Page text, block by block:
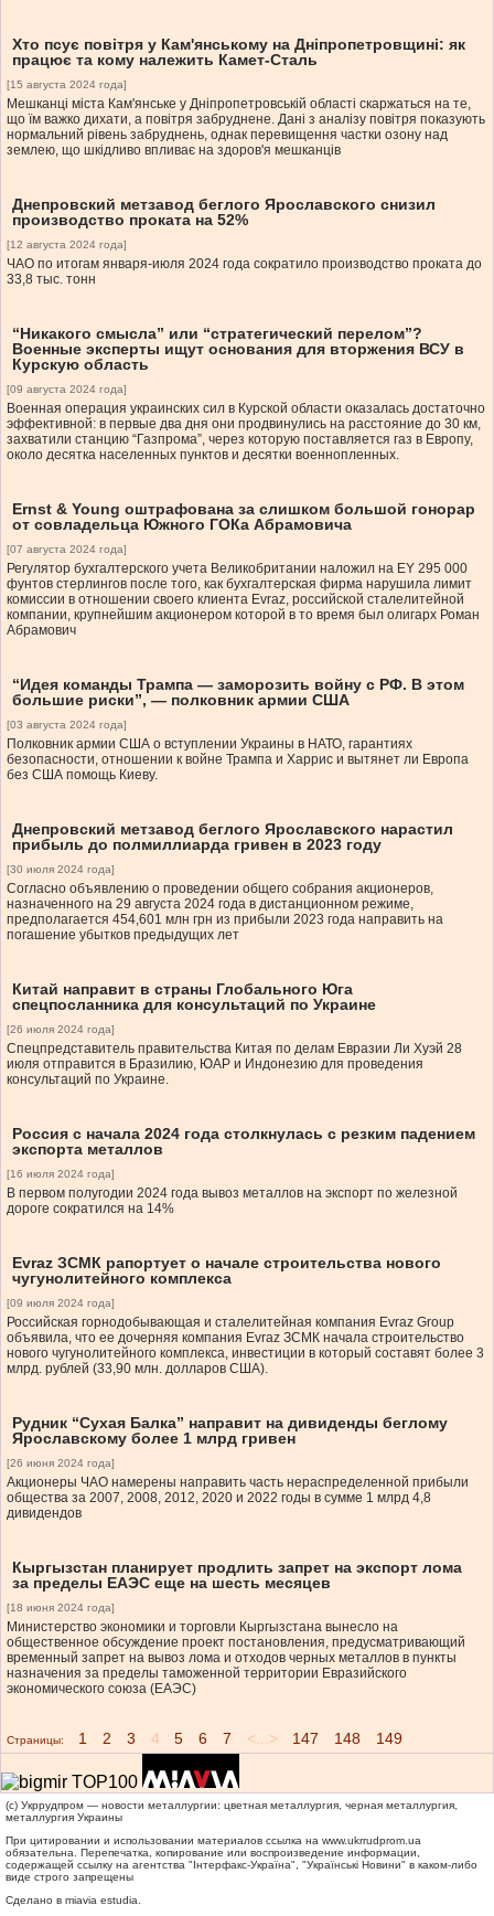
Хто псує повітря у Кам'янському на Дніпропетровщині: як
працює та кому належить Камет-Сталь
[15 августа 2024 года]
Мешканці міста Кам'янське у Дніпропетровській області скаржаться на те,
що їм важко дихати, а повітря забруднене. Дані з аналізу повітря показують
нормальний рівень забруднень, однак перевищення частки озону над
землею, що шкідливо впливає на здоров'я мешканців
Днепровский метзавод беглого Ярославского снизил
производство проката на 52%
[12 августа 2024 года]
ЧАО по итогам января-июля 2024 года сократило производство проката до
33,8 тыс. тонн
“Никакого смысла” или “стратегический перелом”?
Военные эксперты ищут основания для вторжения ВСУ в
Курскую область
[09 августа 2024 года]
Военная операция украинских сил в Курской области оказалась достаточно
эффективной: в первые два дня они продвинулись на расстояние до 30 км,
захватили станцию “Газпрома”, через которую поставляется газ в Европу,
около десятка населенных пунктов и десятки военнопленных.
Ernst & Young оштрафована за слишком большой гонорар
от совладельца Южного ГОКа Абрамовича
[07 августа 2024 года]
Регулятор бухгалтерского учета Великобритании наложил на EY 295 000
фунтов стерлингов после того, как бухгалтерская фирма нарушила лимит
комиссии в отношении своего клиента Evraz, российской сталелитейной
компании, крупнейшим акционером которой в то время был олигарх Роман
Абрамович
“Идея команды Трампа — заморозить войну с РФ. В этом
большие риски”, — полковник армии США
[03 августа 2024 года]
Полковник армии США о вступлении Украины в НАТО, гарантиях
безопасности, отношении к войне Трампа и Харрис и вытянет ли Европа
без США помощь Киеву.
Днепровский метзавод беглого Ярославского нарастил
прибыль до полмиллиарда гривен в 2023 году
[30 июля 2024 года]
Согласно объявлению о проведении общего собрания акционеров,
назначенного на 29 августа 2024 года в дистанционном режиме,
предполагается 454,601 млн грн из прибыли 2023 года направить на
погашение убытков предыдущих лет
Китай направит в страны Глобального Юга
спецпосланника для консультаций по Украине
[26 июля 2024 года]
Спецпредставитель правительства Китая по делам Евразии Ли Хуэй 28
июля отправится в Бразилию, ЮАР и Индонезию для проведения
консультаций по Украине.
Россия с начала 2024 года столкнулась с резким падением
экспорта металлов
[16 июля 2024 года]
В первом полугодии 2024 года вывоз металлов на экспорт по железной
дороге сократился на 14%
Evraz ЗСМК рапортует о начале строительства нового
чугунолитейного комплекса
[09 июля 2024 года]
Российская горнодобывающая и сталелитейная компания Evraz Group
объявила, что ее дочерняя компания Evraz ЗСМК начала строительство
нового чугунолитейного комплекса, инвестиции в который составят более 3
млрд. рублей (33,90 млн. долларов США).
Рудник “Сухая Балка” направит на дивиденды беглому
Ярославскому более 1 млрд гривен
[26 июня 2024 года]
Акционеры ЧАО намерены направить часть нераспределенной прибыли
общества за 2007, 2008, 2012, 2020 и 2022 годы в сумме 1 млрд 4,8
дивидендов
Кыргызстан планирует продлить запрет на экспорт лома
за пределы ЕАЭС еще на шесть месяцев
[18 июня 2024 года]
Министерство экономики и торговли Кыргызстана вынесло на
общественное обсуждение проект постановления, предусматривающий
временный запрет на вывоз лома и отходов черных металлов в пункты
назначения за пределы таможенной территории Евразийского
экономического союза (ЕАЭС)
Страницы: 1 2 3 4 5 6 7 <...> 147 148 149
(c) Укррудпром — новости металлургии: цветная металлургия, черная металлургия,
металлургия Украины
При цитировании и использовании материалов ссылка на www.ukrrudprom.ua
обязательна. Перепечатка, копирование или воспроизведение информации,
содержащей ссылку на агентства "Iнтерфакс-Україна", "Українськi Новини" в каком-либо
виде строго запрещены
Сделано в miavia estudia.